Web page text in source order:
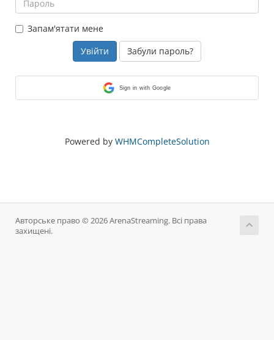
Запам'ятати мене
Забули пароль?
Sign in with Google
Powered by WHMCompleteSolution
Авторське право © 2026 ArenaStreaming. Всі права
захищені.